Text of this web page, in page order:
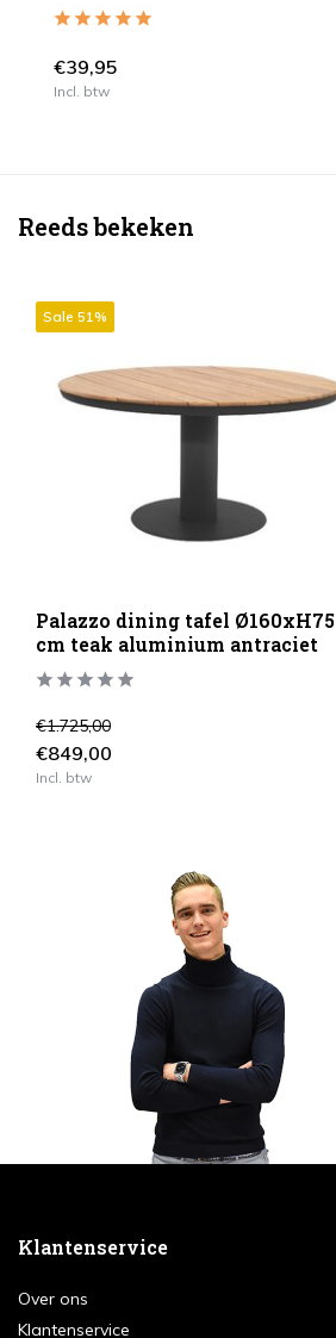
€39,95
Incl. btw
Reeds bekeken
Sale 51%
Palazzo dining tafel Ø160xH75
cm teak aluminium antraciet
€1.725,00
€849,00
Incl. btw
Klantenservice
Over ons
Klantenservice